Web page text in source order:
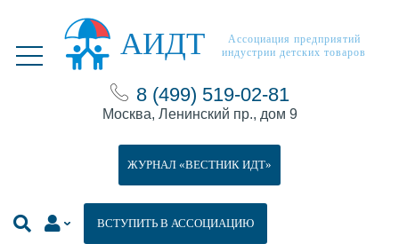
АИДТ
Ассоциация предприятий
индустрии детских товаров
8 (499) 519-02-81
Москва, Ленинский пр., дом 9
ВСТУПИТЬ В АССОЦИАЦИЮ
ЖУРНАЛ «ВЕСТНИК ИДТ»